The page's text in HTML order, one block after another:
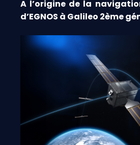
A l’origine de la
d’EGNOS à Galileo 2ème